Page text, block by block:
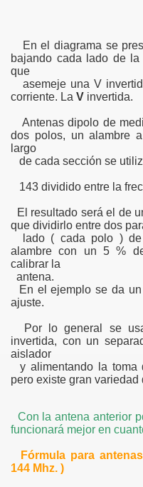
En el diagrama se
bajando cada lado de
que
asemeje una V
corriente. La V invertida.
Antenas dipolo de
dos polos, un alambre
largo
de cada sección se
143 dividido entre la
El resultado será el de
que dividirlo entre dos
lado ( cada polo ) de
alambre con un 5 %
calibrar la
antena.
En el ejemplo se da un
ajuste.
Por lo general se
invertida, con un
aislador
y alimentando la toma
pero existe gran variedad
Con la antena anterior
funcionará mejor en
Fórmula para
144 Mhz. )